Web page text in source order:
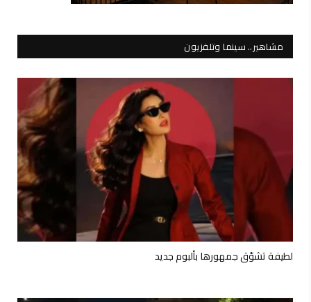
مشاهير.. سينما وتلفزيون
لطيفة تشوّق جمهورها بألبوم جديد